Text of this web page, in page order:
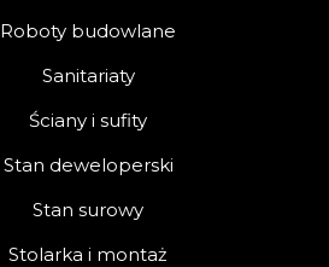
Roboty budowlane
Sanitariaty
Ściany i sufity
Stan deweloperski
Stan surowy
Stolarka i montaż